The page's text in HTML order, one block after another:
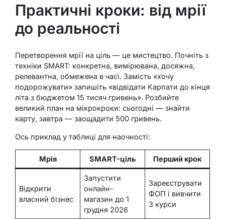
Практичні кроки: від мрії
до реальності
Перетворення мрії на ціль — це мистецтво. Почніть з
техніки SMART: конкретна, вимірювана, досяжна,
релевантна, обмежена в часі. Замість «хочу
подорожувати» запишіть «відвідати Карпати до кінця
літа з бюджетом 15 тисяч гривень». Розбийте
великий план на мікрокроки: сьогодні — знайти
карту, завтра — заощадити 500 гривень.
Ось приклад у таблиці для наочності:
Мрія SMART-ціль Перший крок
Відкрити
власний бізнес
Запустити
онлайн-
магазин до 1
грудня 2026
Зареєструвати
ФОП і вивчити
3 курси